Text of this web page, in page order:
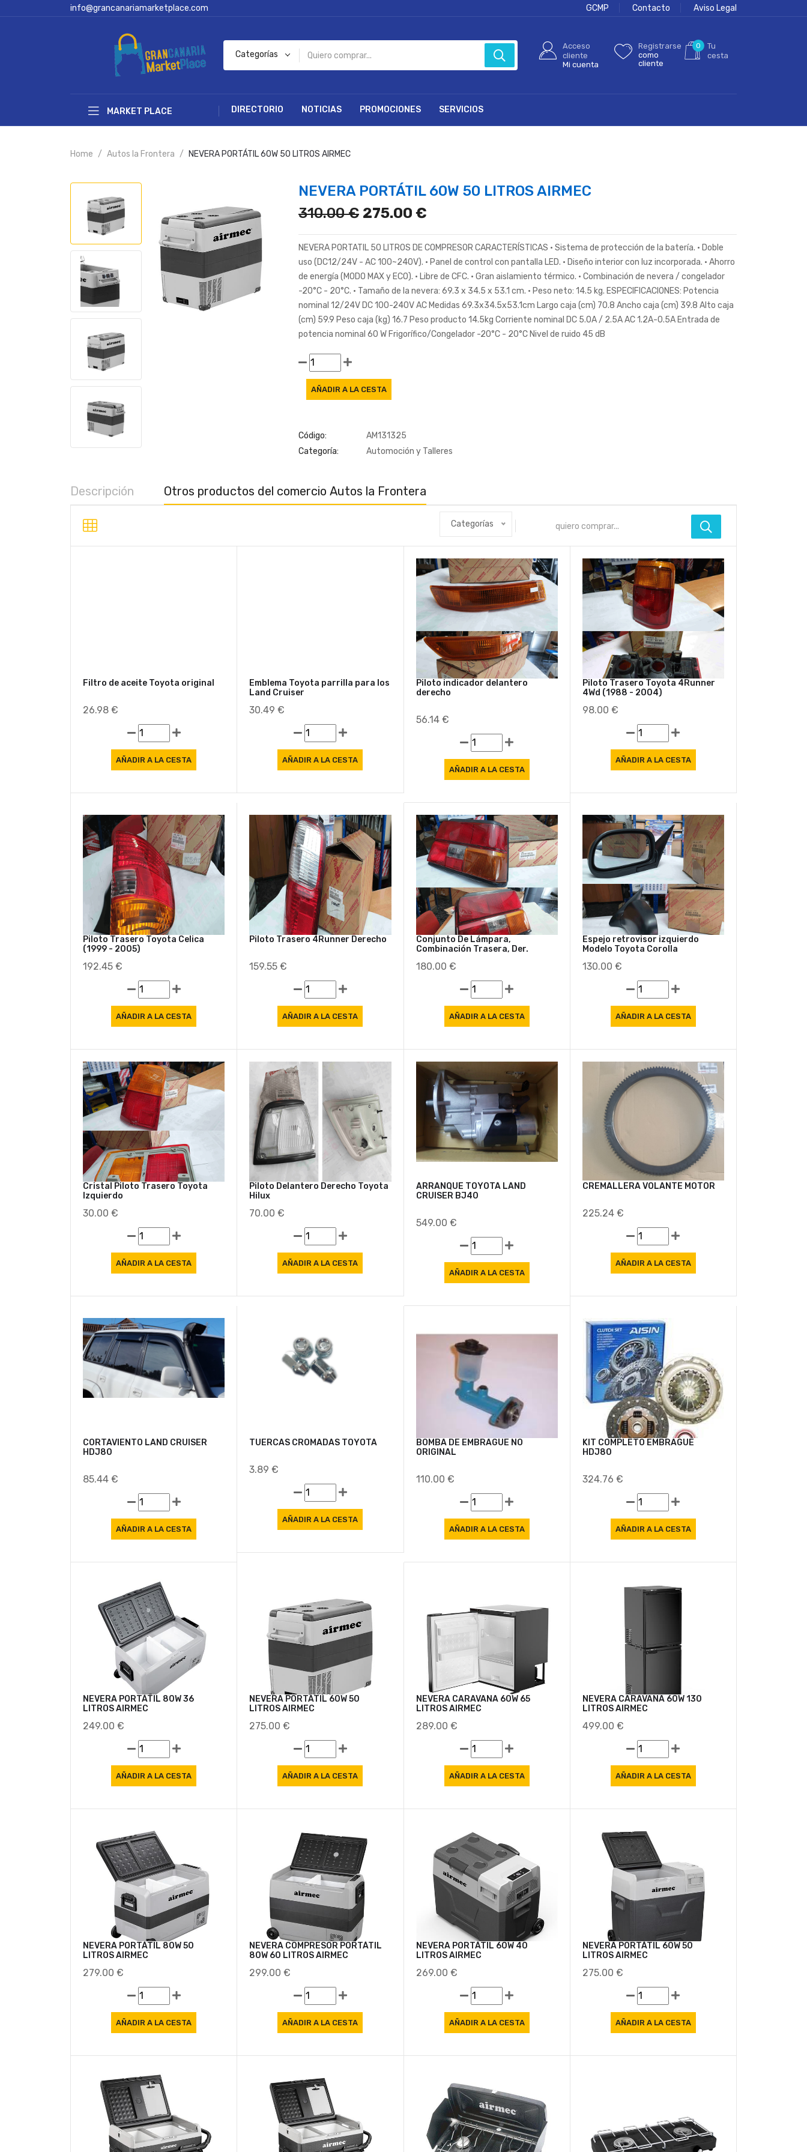
info@grancanariamarketplace.com GCMP Contacto Aviso Legal
Categorías
Acceso
cliente
Mi cuenta
Registrarse
como
cliente
0
Tu
cesta
MARKET PLACE DIRECTORIO NOTICIAS PROMOCIONES SERVICIOS
Home Autos la Frontera NEVERA PORTÁTIL 60W 50 LITROS AIRMEC
NEVERA PORTÁTIL 60W 50 LITROS AIRMEC
310.00 € 275.00 €
NEVERA PORTATIL 50 LITROS DE COMPRESOR CARACTERÍSTICAS • Sistema de protección de la batería. • Doble
uso (DC12/24V - AC 100~240V). • Panel de control con pantalla LED. • Diseño interior con luz incorporada. • Ahorro
de energía (MODO MAX y ECO). • Libre de CFC. • Gran aislamiento térmico. • Combinación de nevera / congelador
-20°C - 20°C. • Tamaño de la nevera: 69.3 x 34.5 x 53.1 cm. • Peso neto: 14.5 kg. ESPECIFICACIONES: Potencia
nominal 12/24V DC 100-240V AC Medidas 69.3x34.5x53.1cm Largo caja (cm) 70.8 Ancho caja (cm) 39.8 Alto caja
(cm) 59.9 Peso caja (kg) 16.7 Peso producto 14.5kg Corriente nominal DC 5.0A / 2.5A AC 1.2A-0.5A Entrada de
potencia nominal 60 W Frigorífico/Congelador -20°C - 20°C Nivel de ruido 45 dB
Código:
AM131325
Categoría:
Automoción y Talleres
Descripción Otros productos del comercio Autos la Frontera
Categorías
Filtro de aceite Toyota original
26.98 €
Emblema Toyota parrilla para los
Land Cruiser
30.49 €
Oferta
Piloto indicador delantero
derecho
56.14 €
Piloto Trasero Toyota 4Runner
4Wd (1988 - 2004)
98.00 €
Piloto Trasero Toyota Celica
(1999 - 2005)
192.45 €
Oferta
Piloto Trasero 4Runner Derecho
159.55 €
Conjunto De Lámpara,
Combinación Trasera, Der.
180.00 €
Espejo retrovisor izquierdo
Modelo Toyota Corolla
130.00 €
Cristal Piloto Trasero Toyota
Izquierdo
30.00 €
Piloto Delantero Derecho Toyota
Hilux
70.00 €
ARRANQUE TOYOTA LAND
CRUISER BJ40
549.00 €
CREMALLERA VOLANTE MOTOR
225.24 €
CORTAVIENTO LAND CRUISER
HDJ80
85.44 €
TUERCAS CROMADAS TOYOTA
3.89 €
BOMBA DE EMBRAGUE NO
ORIGINAL
110.00 €
KIT COMPLETO EMBRAGUE
HDJ80
324.76 €
NEVERA PORTÁTIL 80W 36
LITROS AIRMEC
249.00 €
NEVERA PORTÁTIL 60W 50
LITROS AIRMEC
275.00 €
NEVERA CARAVANA 60W 65
LITROS AIRMEC
289.00 €
NEVERA CARAVANA 60W 130
LITROS AIRMEC
499.00 €
NEVERA PORTÁTIL 80W 50
LITROS AIRMEC
279.00 €
NEVERA COMPRESOR PORTÁTIL
80W 60 LITROS AIRMEC
299.00 €
NEVERA PORTÁTIL 60W 40
LITROS AIRMEC
269.00 €
NEVERA PORTÁTIL 60W 50
LITROS AIRMEC
275.00 €